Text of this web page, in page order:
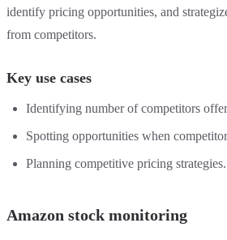
identify pricing opportunities, and
from competitors.
Key use cases
Identifying number of competitors
Spotting opportunities when
Planning competitive pricing strategies.
Amazon stock monitoring